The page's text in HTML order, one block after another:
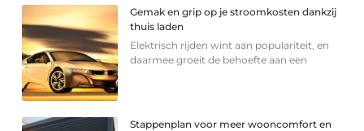
Gemak en grip op je stroomkosten dankzij
thuis laden
Elektrisch rijden wint aan populariteit, en
daarmee groeit de behoefte aan een
Stappenplan voor meer wooncomfort en